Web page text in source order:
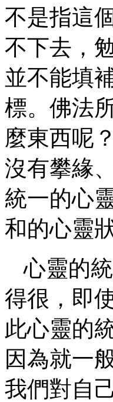
不是指這
不下去，
並不能填
標。佛法
麼東西呢
沒有攀緣
統一的心
和的心靈
心靈的
得很，即
此心靈的
因為就一
我們對自